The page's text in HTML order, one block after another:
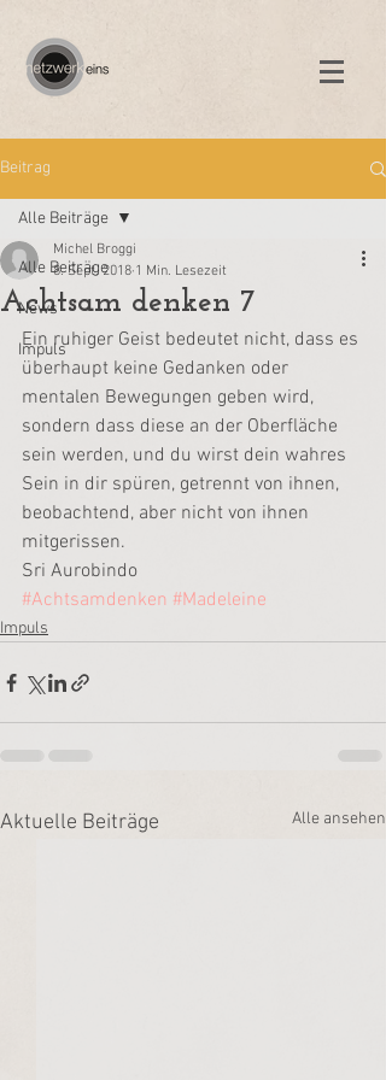
Beitrag
Alle Beiträge
News
Impuls
Alle Beiträge
Achtsam denken 7
Michel Broggi
8. Sept. 2018 1 Min. Lesezeit
Ein ruhiger Geist bedeutet nicht, dass es
überhaupt keine Gedanken oder
mentalen Bewegungen geben wird,
sondern dass diese an der Oberfläche
sein werden, und du wirst dein wahres
Sein in dir spüren, getrennt von ihnen,
beobachtend, aber nicht von ihnen
mitgerissen.
Sri Aurobindo
#Achtsamdenken #Madeleine
Impuls
Aktuelle Beiträge Alle ansehen